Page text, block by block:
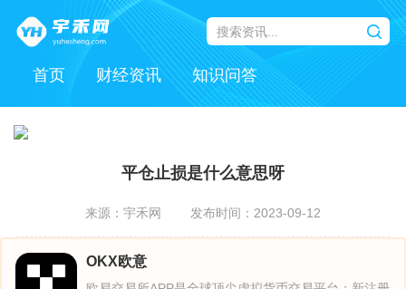
首页 财经资讯 知识问答
平仓止损是什么意思呀
来源：宇禾网 发布时间：2023-09-12
OKX欧意